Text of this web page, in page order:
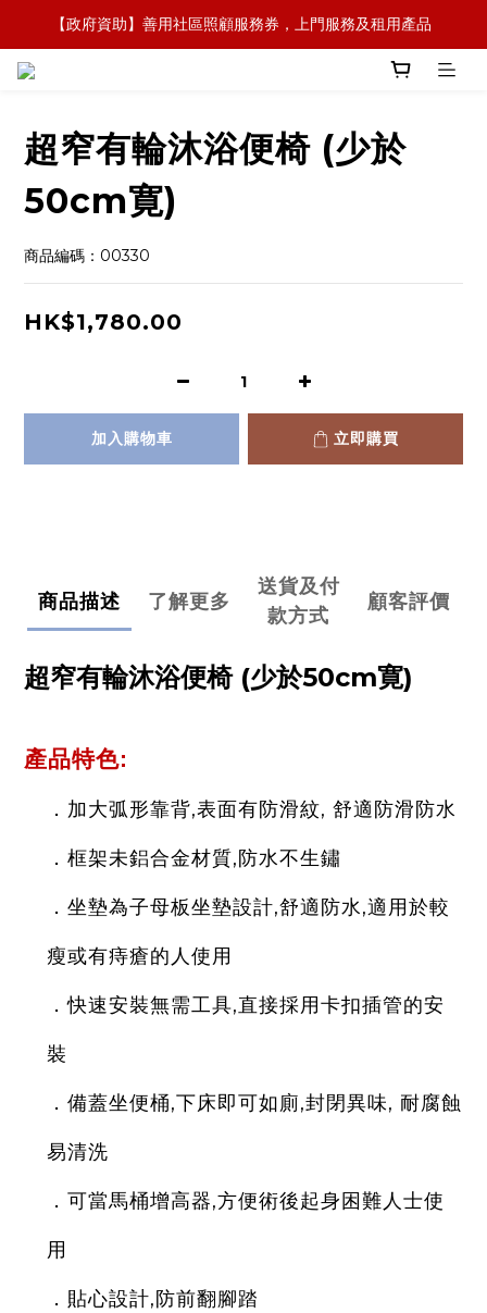
【全新概念】長者護理復康用品，可租可買，彈性選擇
【全新概念】長者護理復康用品，可租可買，彈性選擇
超窄有輪沐浴便椅 (少於
50cm寛)
商品編碼：00330
HK$1,780.00
加入購物車 立即購買
商品描述 了解更多
送貨及付
款方式
顧客評價
超窄有輪沐浴便椅 (少於50cm寛)
產品特色:
． 加大弧形靠背,表面有防滑紋, 舒適防滑防水
．框架未鋁合金材質,防水不生鏽
．坐墊為子母板坐墊設計,舒適防水,適用於較
瘦或有痔瘡的人使用
．快速安裝無需工具,直接採用卡扣插管的安
裝
．備蓋坐便桶,下床即可如廁,封閉異味, 耐腐蝕
易清洗
．可當馬桶增高器,方便術後起身困難人士使
用
． 貼心設計,防前翻腳踏